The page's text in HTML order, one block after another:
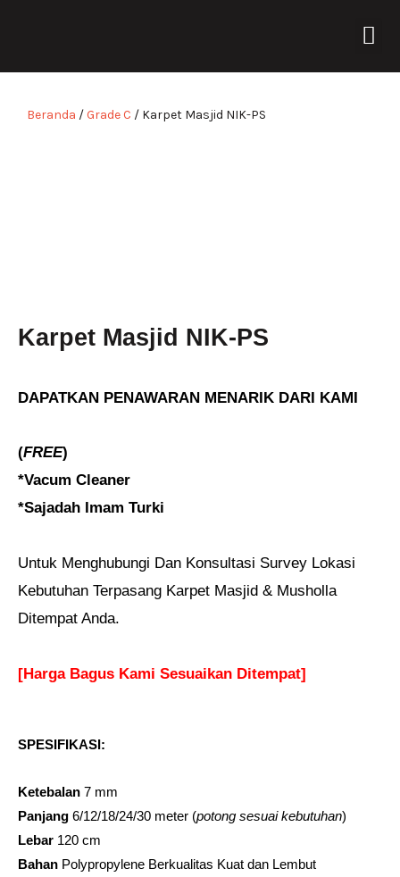
konten
Beranda /Grade C / Karpet Masjid NIK-PS
Karpet Masjid NIK-PS
DAPATKAN PENAWARAN MENARIK DARI KAMI
(FREE)
*Vacum Cleaner
*Sajadah Imam Turki
Untuk Menghubungi Dan Konsultasi Survey Lokasi
Kebutuhan Terpasang Karpet Masjid & Musholla
Ditempat Anda.
[Harga Bagus Kami Sesuaikan Ditempat]
SPESIFIKASI:
Ketebalan 7 mm
Panjang 6/12/18/24/30 meter (potong sesuai kebutuhan)
Lebar 120 cm
Bahan Polypropylene Berkualitas Kuat dan Lembut​